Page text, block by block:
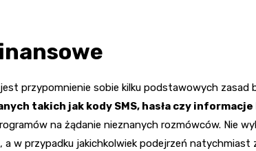
przypomnienie sobie kilku podstawowych zasad
takich jak kody SMS, hasła czy
na żądanie nieznanych rozmówców. Nie
w przypadku jakichkolwiek podejrzeń natychmiast